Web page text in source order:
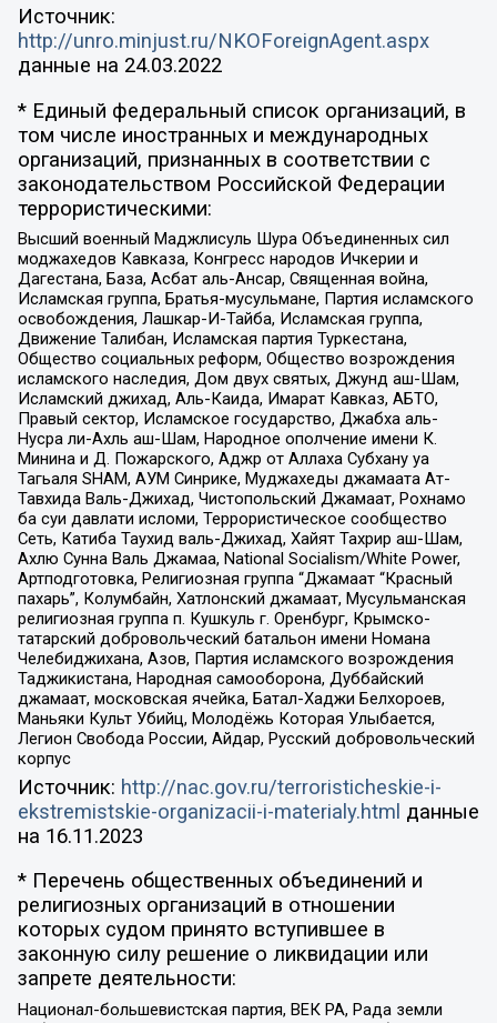
Источник:
http://unro.minjust.ru/NKOForeignAgent.aspx
данные на 24.03.2022
* Единый федеральный список организаций, в
том числе иностранных и международных
организаций, признанных в соответствии с
законодательством Российской Федерации
террористическими:
Высший военный Маджлисуль Шура Объединенных сил
моджахедов Кавказа, Конгресс народов Ичкерии и
Дагестана, База, Асбат аль-Ансар, Священная война,
Исламская группа, Братья-мусульмане, Партия исламского
освобождения, Лашкар-И-Тайба, Исламская группа,
Движение Талибан, Исламская партия Туркестана,
Общество социальных реформ, Общество возрождения
исламского наследия, Дом двух святых, Джунд аш-Шам,
Исламский джихад, Аль-Каида, Имарат Кавказ, АБТО,
Правый сектор, Исламское государство, Джабха аль-
Нусра ли-Ахль аш-Шам, Народное ополчение имени К.
Минина и Д. Пожарского, Аджр от Аллаха Субхану уа
Тагьаля SHAM, АУМ Синрике, Муджахеды джамаата Ат-
Тавхида Валь-Джихад, Чистопольский Джамаат, Рохнамо
ба суи давлати исломи, Террористическое сообщество
Сеть, Катиба Таухид валь-Джихад, Хайят Тахрир аш-Шам,
Ахлю Сунна Валь Джамаа, National Socialism/White Power,
Артподготовка, Религиозная группа “Джамаат “Красный
пахарь”, Колумбайн, Хатлонский джамаат, Мусульманская
религиозная группа п. Кушкуль г. Оренбург, Крымско-
татарский добровольческий батальон имени Номана
Челебиджихана, Азов, Партия исламского возрождения
Таджикистана, Народная самооборона, Дуббайский
джамаат, московская ячейка, Батал-Хаджи Белхороев,
Маньяки Культ Убийц, Молодёжь Которая Улыбается,
Легион Свобода России, Айдар, Русский добровольческий
корпус
Источник: http://nac.gov.ru/terroristicheskie-i-
ekstremistskie-organizacii-i-materialy.html данные
на 16.11.2023
* Перечень общественных объединений и
религиозных организаций в отношении
которых судом принято вступившее в
законную силу решение о ликвидации или
запрете деятельности:
Национал-большевистская партия, ВЕК РА, Рада земли